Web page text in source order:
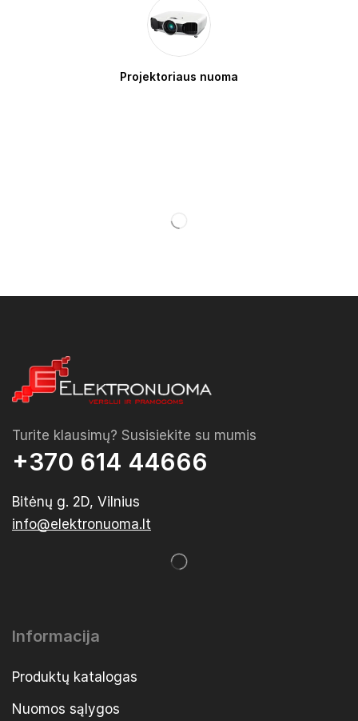
Projektoriaus nuoma
Turite klausimų? Susisiekite su mumis
+370 614 44666
Bitėnų g. 2D, Vilnius
info@elektronuoma.lt
Informacija
Produktų katalogas
Nuomos sąlygos